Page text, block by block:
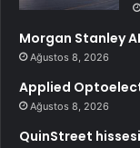
Morgan Stanley
Ağustos 8, 2026
Applied
Ağustos 8, 2026
QuinStreet